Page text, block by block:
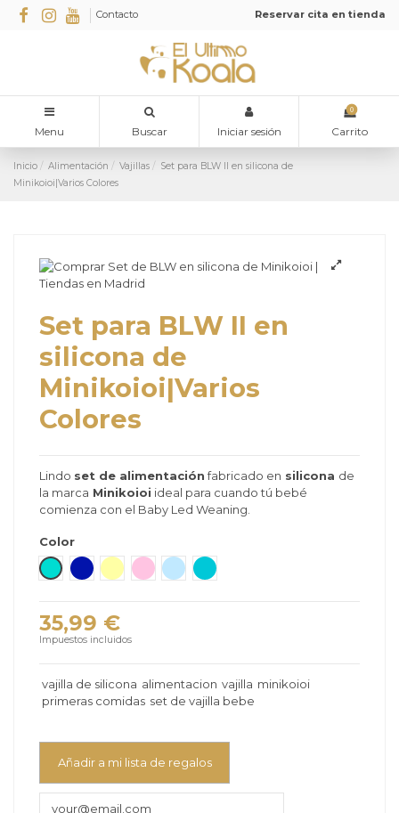
Contacto Reservar cita en tienda
Menu Buscar Iniciar sesión
0
Carrito
Inicio Alimentación Vajillas
Set para BLW II en silicona de
Minikoioi|Varios Colores
Set para BLW II en
silicona de
Minikoioi|Varios
Colores
Lindo set de alimentaciónfabricado en silicona de
la marca Minikoioi ideal para cuando tú bebé
comienza con el Baby Led Weaning.
Color
Verde marAzul Marino
AmarilloRosa Azul ClaroVerde Mauricio
35,99 €
Impuestos incluidos
vajilla de silicona alimentacion vajilla minikoioi
primeras comidas set de vajilla bebe
Añadir a mi lista de regalos